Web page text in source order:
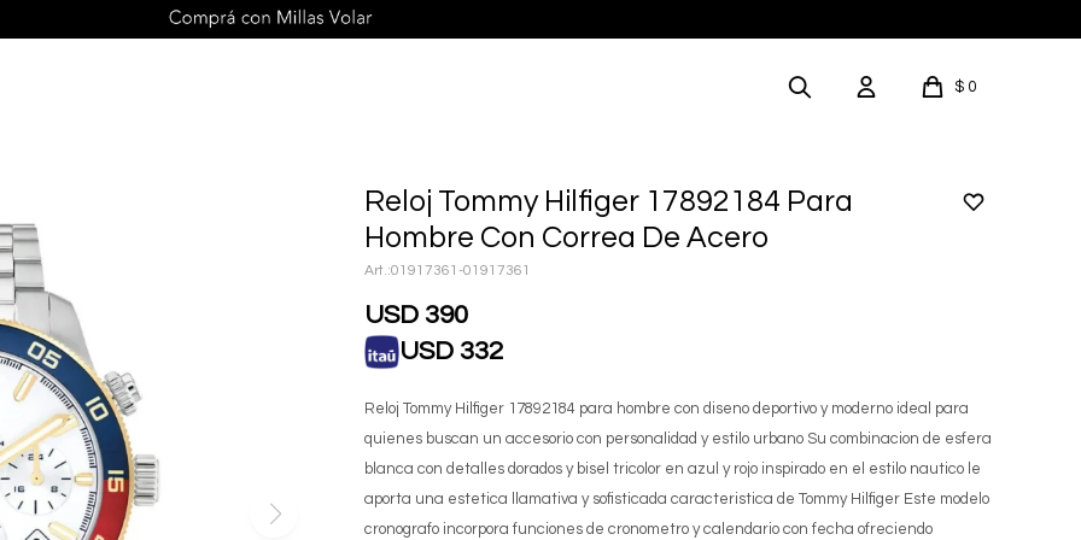
$ 0
Reloj Tommy Hilfiger 17892184 Para
Hombre Con Correa De Acero
01917361-01917361
USD 390
USD 332
Reloj Tommy Hilfiger 17892184 para hombre con diseno deportivo y moderno ideal para
quienes buscan un accesorio con personalidad y estilo urbano Su combinacion de esfera
blanca con detalles dorados y bisel tricolor en azul y rojo inspirado en el estilo nautico le
aporta una estetica llamativa y sofisticada caracteristica de Tommy Hilfiger Este modelo
cronografo incorpora funciones de cronometro y calendario con fecha ofreciendo